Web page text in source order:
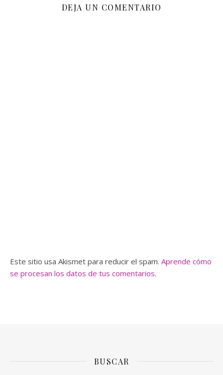
DEJA UN COMENTARIO
Este sitio usa Akismet para reducir el spam. Aprende cómo
se procesan los datos de tus comentarios.
BUSCAR